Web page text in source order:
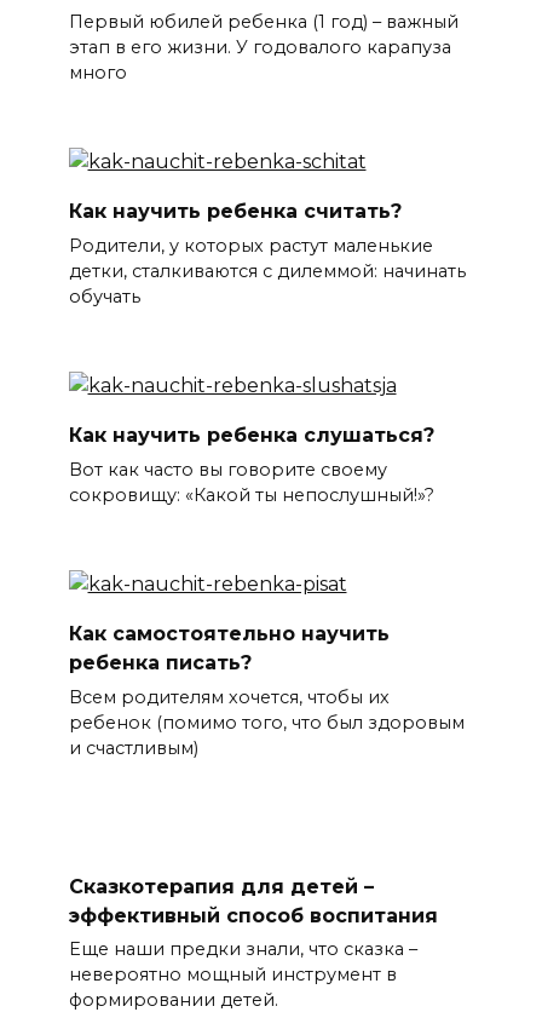
Первый юбилей ребенка (1 год) – важный
этап в его жизни. У годовалого карапуза
много
Как научить ребенка считать?
Родители, у которых растут маленькие
детки, сталкиваются с дилеммой: начинать
обучать
Как научить ребенка слушаться?
Вот как часто вы говорите своему
сокровищу: «Какой ты непослушный!»?
Как самостоятельно научить
ребенка писать?
Всем родителям хочется, чтобы их
ребенок (помимо того, что был здоровым
и счастливым)
Сказкотерапия для детей –
эффективный способ воспитания
Еще наши предки знали, что сказка –
невероятно мощный инструмент в
формировании детей.